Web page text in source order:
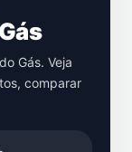
Gás. Veja
, comparar